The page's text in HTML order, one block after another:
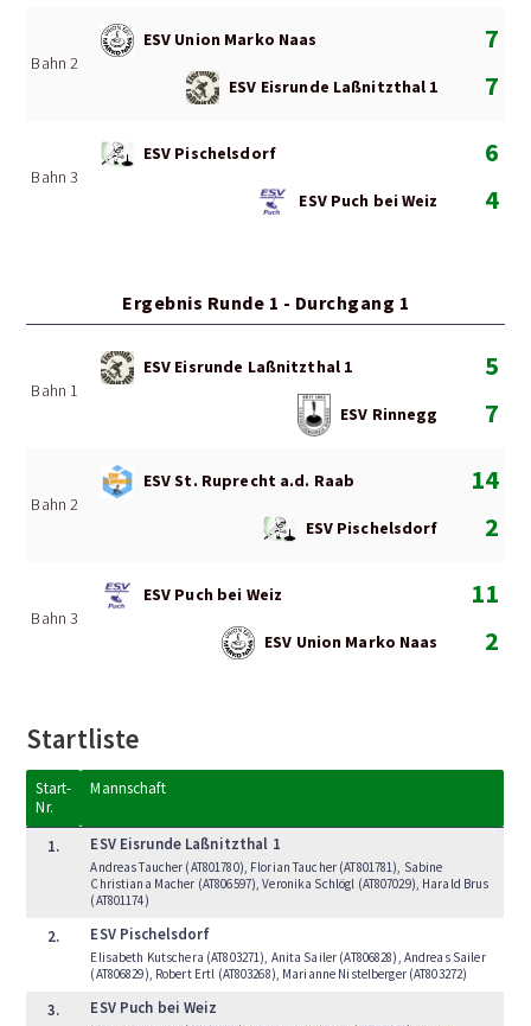
Bahn 2
ESV Union Marko Naas
7
7
ESV Eisrunde Laßnitzthal 1
Bahn 3
ESV Pischelsdorf
6
4
ESV Puch bei Weiz
Ergebnis Runde 1 - Durchgang 1
Bahn 1
ESV Eisrunde Laßnitzthal 1
5
7
ESV Rinnegg
Bahn 2
ESV St. Ruprecht a.d. Raab
14
2
ESV Pischelsdorf
Bahn 3
ESV Puch bei Weiz
11
2
ESV Union Marko Naas
Startliste
Start-
Nr.
Mannschaft
1. ESV Eisrunde Laßnitzthal 1
Andreas Taucher (AT801780), Florian Taucher (AT801781), Sabine
Christiana Macher (AT806597), Veronika Schlögl (AT807029), Harald Brus
(AT801174)
2. ESV Pischelsdorf
Elisabeth Kutschera (AT803271), Anita Sailer (AT806828), Andreas Sailer
(AT806829), Robert Ertl (AT803268), Marianne Nistelberger (AT803272)
3. ESV Puch bei Weiz